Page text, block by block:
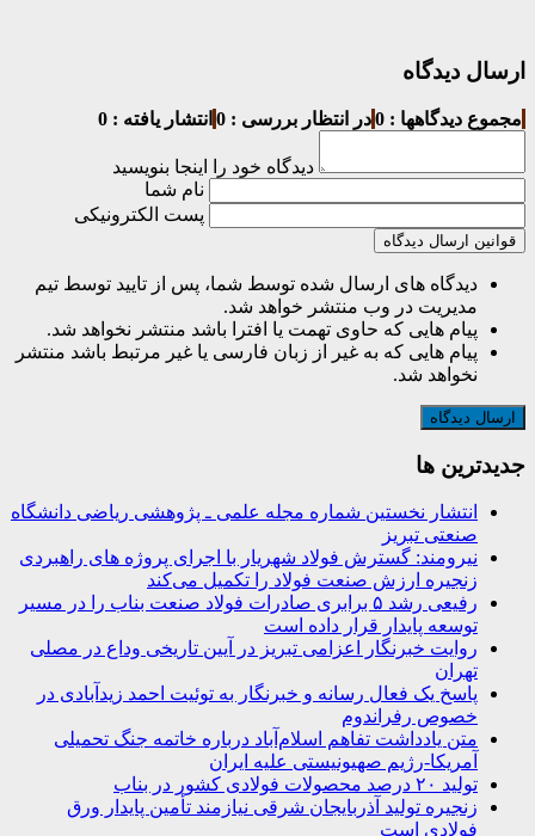
ارسال دیدگاه
مجموع دیدگاهها : 0 در انتظار بررسی : 0 انتشار یافته : 0
دیدگاه خود را اینجا بنویسید
نام شما
پست الکترونیکی
قوانین ارسال دیدگاه
دیدگاه های ارسال شده توسط شما، پس از تایید توسط تیم
مدیریت در وب منتشر خواهد شد.
پیام هایی که حاوی تهمت یا افترا باشد منتشر نخواهد شد.
پیام هایی که به غیر از زبان فارسی یا غیر مرتبط باشد منتشر
نخواهد شد.
جديدترين ها
انتشار نخستین شماره مجله علمی ـ پژوهشی ریاضی دانشگاه
صنعتی تبریز
نیرومند: گسترش فولاد شهریار با اجرای پروژه های راهبردی
زنجیره ارزش صنعت فولاد را تکمیل می‌کند
رفیعی رشد ۵ برابری صادرات فولاد صنعت بناب را در مسیر
توسعه پایدار قرار داده است
روایت خبرنگار اعزامی تبریز در آیین تاریخی وداع در مصلی
تهران
پاسخ یک فعال رسانه و خبرنگار به توئیت احمد زیدآبادی در
خصوص رفراندوم
متن یادداشت تفاهم اسلام‌آباد درباره خاتمه جنگ تحمیلی
آمریکا-رژیم صهیونیستی علیه ایران
تولید ۲۰ درصد محصولات فولادی کشور در بناب
زنجیره تولید آذربایجان شرقی نیازمند تأمین پایدار ورق
فولادی است